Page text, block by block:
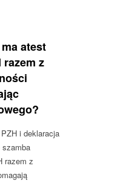
atest
z
i deklaracja
razem z